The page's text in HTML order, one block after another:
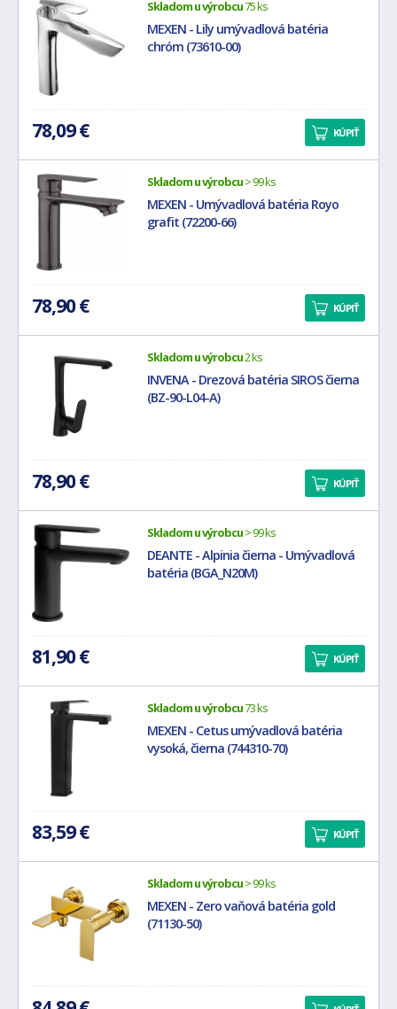
Skladom u výrobcu75 ks
MEXEN - Lily umývadlová batéria
chróm (73610-00)
78,09 € KÚPIŤ
Skladom u výrobcu> 99 ks
MEXEN - Umývadlová batéria Royo
grafit (72200-66)
78,90 € KÚPIŤ
Skladom u výrobcu2 ks
INVENA - Drezová batéria SIROS čierna
(BZ-90-L04-A)
78,90 € KÚPIŤ
Skladom u výrobcu> 99 ks
DEANTE - Alpinia čierna - Umývadlová
batéria (BGA_N20M)
81,90 € KÚPIŤ
Skladom u výrobcu73 ks
MEXEN - Cetus umývadlová batéria
vysoká, čierna (744310-70)
83,59 € KÚPIŤ
Skladom u výrobcu> 99 ks
MEXEN - Zero vaňová batéria gold
(71130-50)